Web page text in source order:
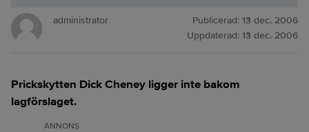
administrator Publicerad: 13 dec. 2006
Uppdaterad: 13 dec. 2006
Prickskytten Dick Cheney ligger inte bakom
lagförslaget.
ANNONS